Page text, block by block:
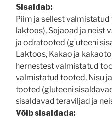
Sisaldab:
Piim ja sellest
laktoos), Sojaoad ja neist
ja odratooted (gluteeni
Laktoos, Kakao ja
hernestest valmistatud
valmistatud tooted, Nisu
tooted (gluteeni
sisaldavad teraviljad ja
Võib sisaldada: